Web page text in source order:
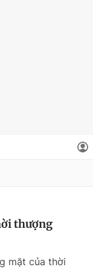
thượng
mặt của thời